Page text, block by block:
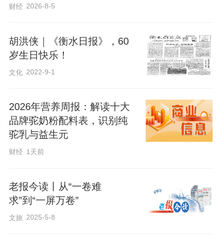
三个最适合本地种植的品种（1964年3月
了一个对比：大部分麦田种优种，留十亩
种本地麦。“土质一样，管理一样，优种亩
产达280多斤，本地麦只收了180来
心里（1973年2月22日《衡水日报》3
版）。同年5月29日，报纸提醒：改良品种
不能一劳永逸，必须坚持年年选种，防止
退化混杂，做到单收、单打、单存。
财经 2026-8-5
胡洪侠｜《衡水日报》，60
岁生日快乐！
文化 2022-9-1
2026年营养周报：解读十大
品牌驼奶粉配料表，识别纯
驼乳与益生元
财经 1天前
老报今读丨从“一卷难
求”到“一屏万卷”
文旅 2025-5-8